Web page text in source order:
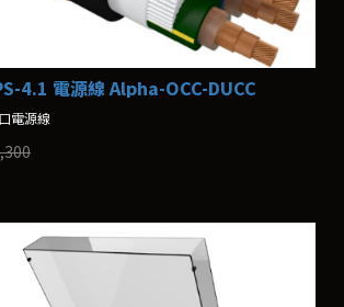
4.1 電源線 Alpha-OCC-DUCC
電源線